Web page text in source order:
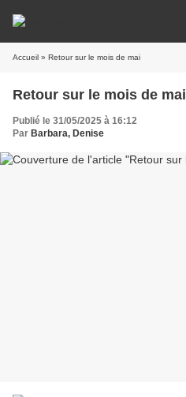
Accueil » Retour sur le mois de mai
Retour sur le mois de mai
Publié le 31/05/2025 à 16:12
Par Barbara, Denise